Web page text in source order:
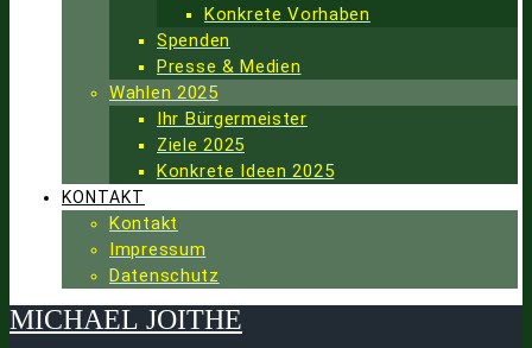
Konkrete Vorhaben
Spenden
Presse & Medien
Wahlen 2025
Ihr Bürgermeister
Ziele 2025
Konkrete Ideen 2025
KONTAKT
Kontakt
Impressum
Datenschutz
MICHAEL JOITHE